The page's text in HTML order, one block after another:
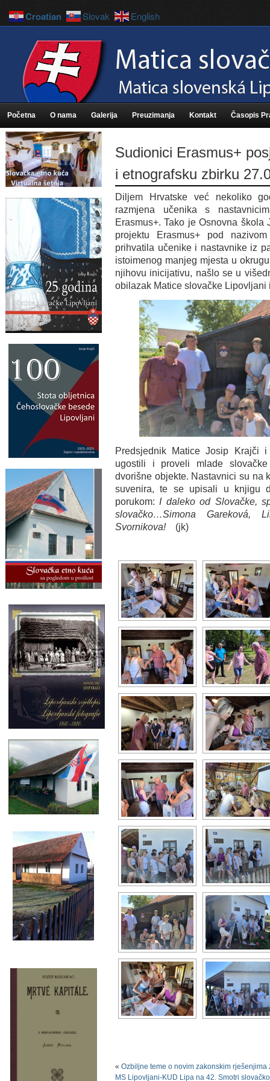
Početna O nama Galerija Preuzimanja Kontakt Časopis
Sudionici Erasmus+
i etnografsku zbirku
Diljem Hrvatske već nekoliko
razmjena učenika s
Erasmus+. Tako je Osnovna
projektu Erasmus+ pod
prihvatila učenike i nastavnike iz
istoimenog manjeg mjesta u
njihovu inicijativu, našlo se u
obilazak Matice slovačke Lipovljani
Predsjednik Matice Josip Krajči
ugostili i proveli mlade
dvorišne objekte. Nastavnici su na
suvenira, te se upisali u knjigu
porukom: I daleko od Slovačke,
slovačko…Simona Gareková,
Svornikova! (jk)
« Ozbiljne teme o novim zakonskim
MS Lipovljani-KUD Lipa na 42. Smotri
Croatian Slovak English